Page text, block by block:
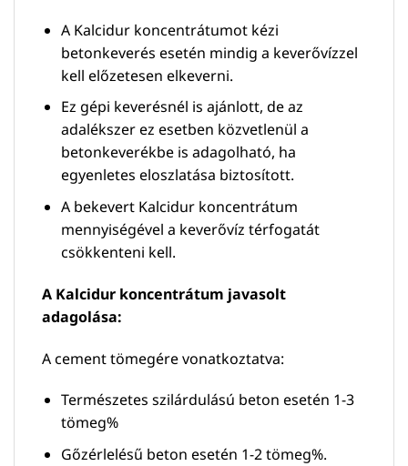
A Kalcidur koncentrátumot kézi
betonkeverés esetén mindig a keverővízzel
kell előzetesen elkeverni.
Ez gépi keverésnél is ajánlott, de az
adalékszer ez esetben közvetlenül a
betonkeverékbe is adagolható, ha
egyenletes eloszlatása biztosított.
A bekevert Kalcidur koncentrátum
mennyiségével a keverővíz térfogatát
csökkenteni kell.
A Kalcidur koncentrátum javasolt
adagolása:
A cement tömegére vonatkoztatva:
Természetes szilárdulású beton esetén 1-3
tömeg%
Gőzérlelésű beton esetén 1-2 tömeg%.